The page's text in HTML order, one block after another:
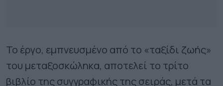
Το έργο, εμπνευσμένο από το «ταξίδι ζωής»
του μεταξοσκώληκα, αποτελεί το τρίτο
βιβλίο της συγγραφικής της σειράς, μετά τα